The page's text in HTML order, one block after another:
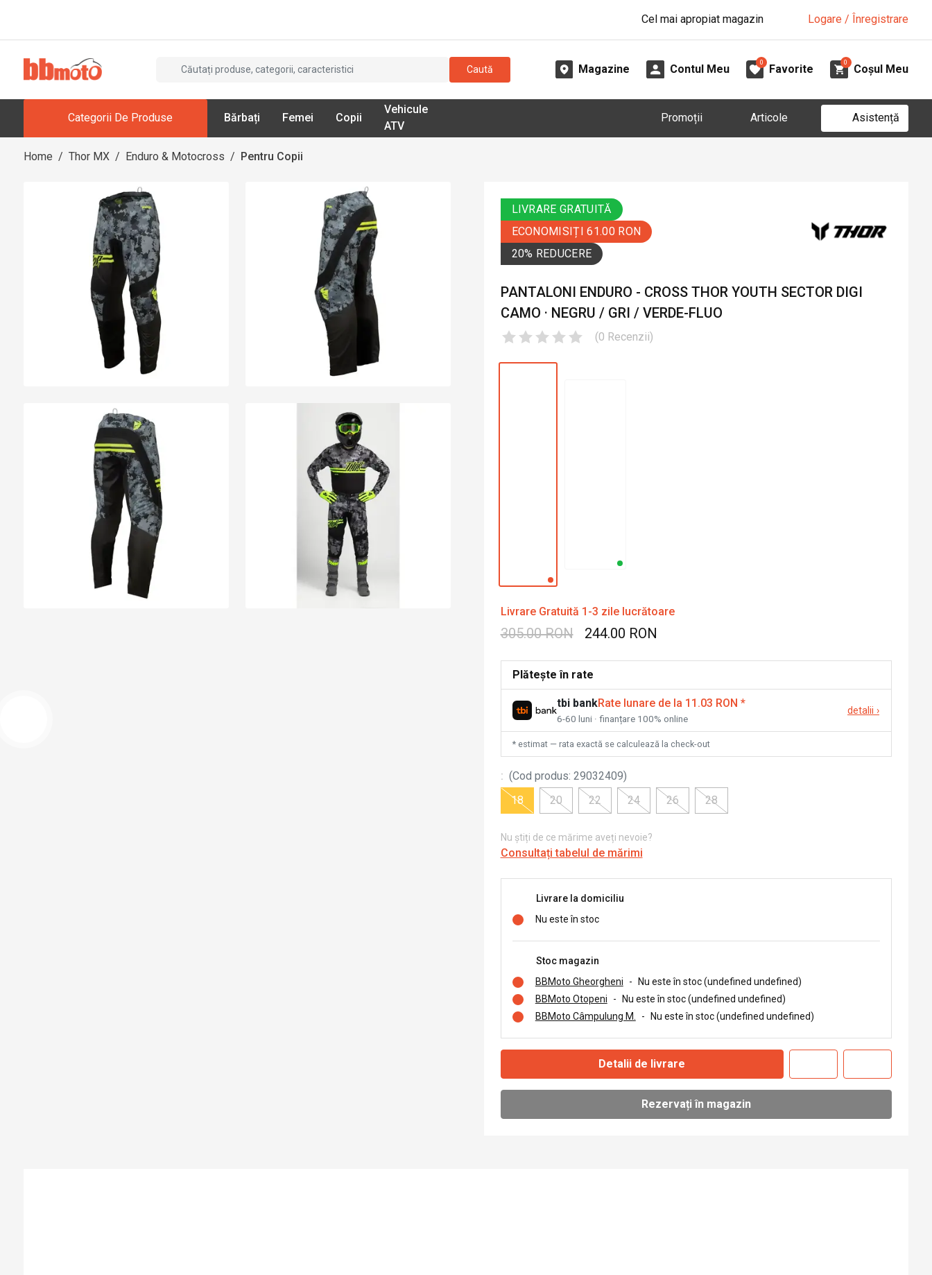
Cel mai apropiat magazin Logare / Înregistrare
Caută Magazine Contul Meu
0
Favorite
0
Coșul Meu
Categorii De Produse Bărbați Femei Copii
Vehicule
ATV
Promoții Articole Asistență
Home / Thor MX / Enduro & Motocross / Pentru Copii
LIVRARE GRATUITĂ
ECONOMISIȚI 61.00 RON
20% REDUCERE
PANTALONI ENDURO - CROSS THOR YOUTH SECTOR DIGI
CAMO · NEGRU / GRI / VERDE-FLUO
(0 Recenzii)
Livrare Gratuită 1-3 zile lucrătoare
305.00 RON 244.00 RON
Plătește în rate
tbi bankRate lunare de la 11.03 RON *
6-60 luni · finanțare 100% online
detalii ›
* estimat — rata exactă se calculează la check-out
: (Cod produs: 29032409)
18
20 22 24 26 28
Nu știți de ce mărime aveți nevoie?
Consultați tabelul de mărimi
Livrare la domiciliu
Nu este în stoc
Stoc magazin
BBMoto Gheorgheni
-
Nu este în stoc (undefined undefined)
BBMoto Otopeni
-
Nu este în stoc (undefined undefined)
BBMoto Câmpulung M.
- Nu este în stoc (undefined undefined)
Detalii de livrare
Rezervați în magazin